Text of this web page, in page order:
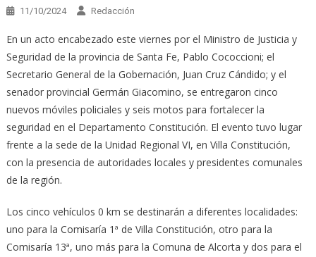
11/10/2024 Redacción
En un acto encabezado este viernes por el Ministro de Justicia y
Seguridad de la provincia de Santa Fe, Pablo Cococcioni; el
Secretario General de la Gobernación, Juan Cruz Cándido; y el
senador provincial Germán Giacomino, se entregaron cinco
nuevos móviles policiales y seis motos para fortalecer la
seguridad en el Departamento Constitución. El evento tuvo lugar
frente a la sede de la Unidad Regional VI, en Villa Constitución,
con la presencia de autoridades locales y presidentes comunales
de la región.
Los cinco vehículos 0 km se destinarán a diferentes localidades:
uno para la Comisaría 1ª de Villa Constitución, otro para la
Comisaría 13ª, uno más para la Comuna de Alcorta y dos para el